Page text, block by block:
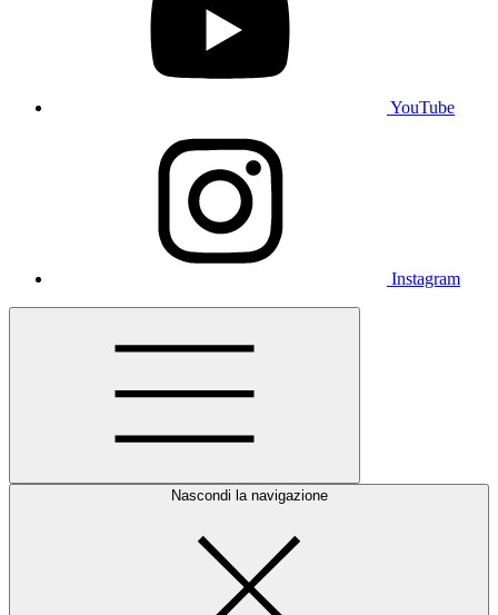
YouTube
Instagram
Nascondi la navigazione